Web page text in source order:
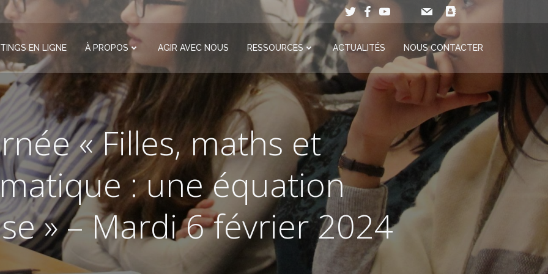
EN LIGNE À PROPOS AGIR AVEC NOUS RESSOURCES ACTUALITÉS NOUS CONTACTER
« Filles, maths et
: une équation
» – Mardi 6 février 2024